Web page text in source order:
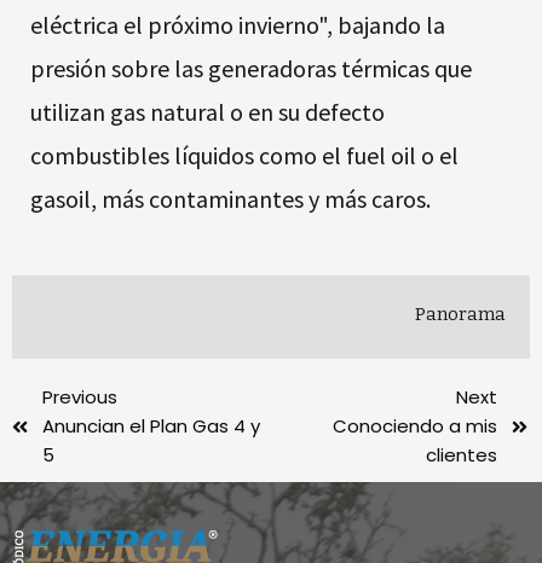
eléctrica el próximo invierno", bajando la
presión sobre las generadoras térmicas que
utilizan gas natural o en su defecto
combustibles líquidos como el fuel oil o el
gasoil, más contaminantes y más caros.
Panorama
Previous
Anuncian el Plan Gas 4 y
5
Next
Conociendo a mis
clientes